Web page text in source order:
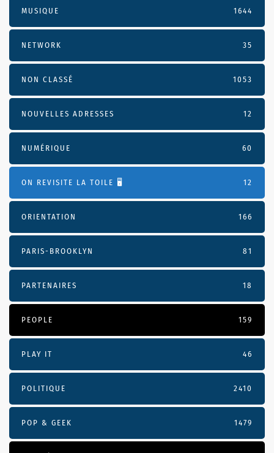
MUSIQUE 1644
NETWORK 35
NON CLASSÉ 1053
NOUVELLES ADRESSES 12
NUMÉRIQUE 60
ON REVISITE LA TOILE 🖥️ 12
ORIENTATION 166
PARIS-BROOKLYN 81
PARTENAIRES 18
PEOPLE 159
PLAY IT 46
POLITIQUE 2410
POP & GEEK 1479